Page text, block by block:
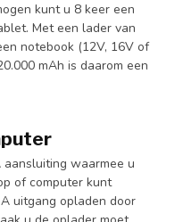
kunt u 8 keer een
Met een lader van
notebook (12V, 16V of
mAh is daarom een
waarmee u
of computer kunt
uitgang opladen door